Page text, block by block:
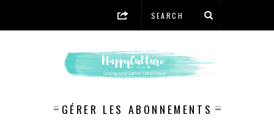
GÉRER LES ABONNEMENTS